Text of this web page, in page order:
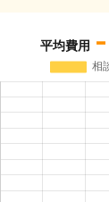
平均費用 -